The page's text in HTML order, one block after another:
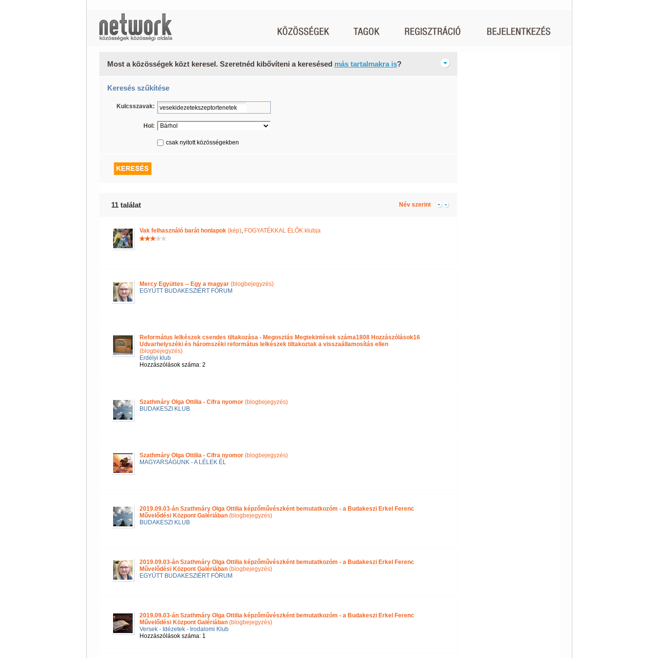
Most a közösségek közt keresel. Szeretnéd kibővíteni a keresésed más tartalmakra is?
Keresés szűkítése
Kulcsszavak:
Hol:
csak nyitott közösségekben
11 találat Név szerint
Vak felhasználó barát honlapok(kép), FOGYATÉKKAL ÉLŐK klubja
Mercy Együttes -- Egy a magyar(blogbejegyzés)
EGYÜTT BUDAKESZIÉRT FÓRUM
Református lelkészek csendes tiltakozása - Megosztás Megtekintések száma1808 Hozzászólások16
Udvarhelyszéki és háromszéki református lelkészek tiltakoztak a visszaállamosítás ellen
(blogbejegyzés)
Erdélyi klub
Hozzászólások száma: 2
Szathmáry Olga Ottilia - Cifra nyomor(blogbejegyzés)
BUDAKESZI KLUB
Szathmáry Olga Ottilia - Cifra nyomor(blogbejegyzés)
MAGYARSÁGUNK - A LÉLEK ÉL
2019.09.03-án Szathmáry Olga Ottilia képzőművészként bemutatkozóm - a Budakeszi Erkel Ferenc
Művelődési Központ Galériában (blogbejegyzés)
BUDAKESZI KLUB
2019.09.03-án Szathmáry Olga Ottilia képzőművészként bemutatkozóm - a Budakeszi Erkel Ferenc
Művelődési Központ Galériában(blogbejegyzés)
EGYÜTT BUDAKESZIÉRT FÓRUM
2019.09.03-án Szathmáry Olga Ottilia képzőművészként bemutatkozóm - a Budakeszi Erkel Ferenc
Művelődési Központ Galériában(blogbejegyzés)
Versek - Idézetek - Irodalomi Klub
Hozzászólások száma: 1